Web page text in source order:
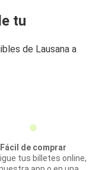
tu
de Lausana a
Fácil de comprar
tus billetes online,